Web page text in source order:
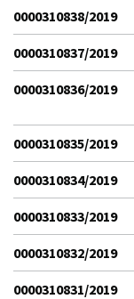
0000310838/2019
0000310837/2019
0000310836/2019
0000310835/2019
0000310834/2019
0000310833/2019
0000310832/2019
0000310831/2019